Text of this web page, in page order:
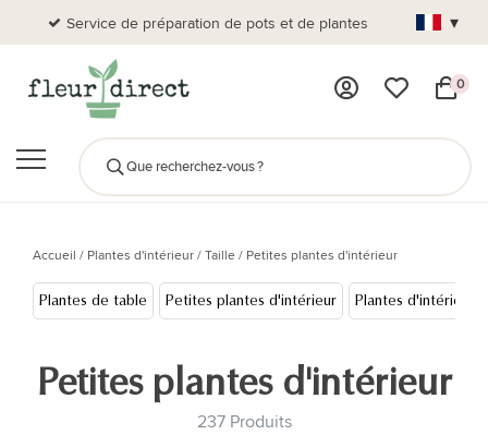
Service de préparation de pots et de plantes Plus
▾
0
Accueil / Plantes d'intérieur/Taille/ Petites plantes d'intérieur
Plantes de table Petites plantes d'intérieur Plantes d'intérieur
Petites plantes d'intérieur
237 Produits